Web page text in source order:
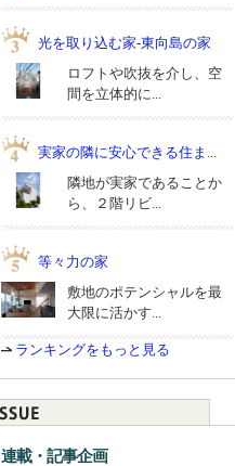
光を取り込む家-東向島の家
ロフトや吹抜を介し、空
間を立体的に...
実家の隣に安心できる住ま...
隣地が実家であることか
ら、２階リビ...
等々力の家
敷地のポテンシャルを最
大限に活かす...
ランキングをもっと見る
連載・記事企画